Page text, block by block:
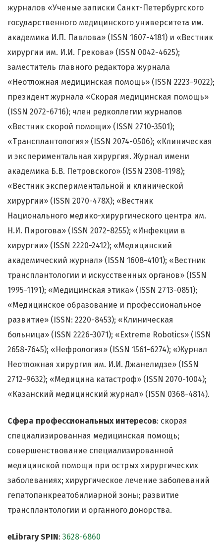
журналов «Ученые записки Санкт-Петербургского
государственного медицинского университета им.
академика И.П. Павлова» (ISSN 1607-4181) и «Вестник
хирургии им. И.И. Грекова» (ISSN 0042-4625);
заместитель главного редактора журнала
«Неотложная медицинская помощь» (ISSN 2223-9022);
президент журнала «Скорая медицинская помощь»
(ISSN 2072-6716); член редколлегии журналов
«Вестник скорой помощи» (ISSN 2710-3501);
«Трансплантология» (ISSN 2074-0506); «Клиническая
и экспериментальная хирургия. Журнал имени
академика Б.В. Петровского» (ISSN 2308-1198);
«Вестник экспериментальной и клинической
хирургии» (ISSN 2070-478X); «Вестник
Национального медико-хирургического центра им.
Н.И. Пирогова» (ISSN 2072-8255); «Инфекции в
хирургии» (ISSN 2220-2412); «Медицинский
академический журнал» (ISSN 1608-4101); «Вестник
трансплантологии и искусственных органов» (ISSN
1995-1191); «Медицинская этика» (ISSN 2713-0851);
«Медицинское образование и профессиональное
развитие» (ISSN: 2220-8453); «Клиническая
больница» (ISSN 2226-3071); «Extreme Robotics» (ISSN
2658-7645); «Нефрология» (ISSN 1561-6274); «Журнал
Неотложная хирургия им. И.И. Джанелидзе» (ISSN
2712-9632); «Медицина катастроф» (ISSN 2070-1004);
«Казанский медицинский журнал» (ISSN 0368-4814).
Сфера профессиональных интересов: скорая
специализированная медицинская помощь;
совершенствование специализированной
медицинской помощи при острых хирургических
заболеваниях; хирургическое лечение заболеваний
гепатопанкреатобилиарной зоны; развитие
трансплантологии и органного донорства.
eLibrary SPIN: 3628-6860